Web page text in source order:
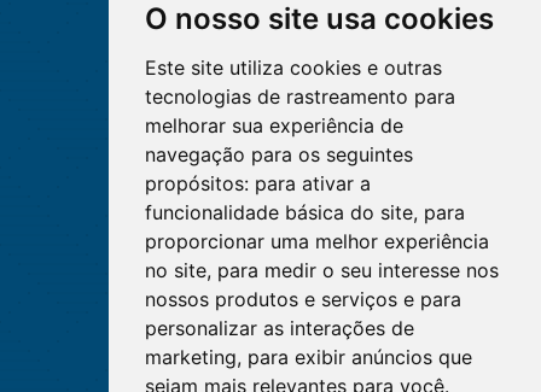
O nosso site usa cookies
Este site utiliza cookies e outras
tecnologias de rastreamento para
melhorar sua experiência de
navegação para os seguintes
propósitos: para ativar a
funcionalidade básica do site, para
proporcionar uma melhor experiência
no site, para medir o seu interesse nos
nossos produtos e serviços e para
personalizar as interações de
marketing, para exibir anúncios que
sejam mais relevantes para você.